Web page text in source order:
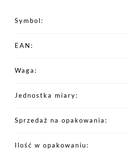
Symbol
EAN
Waga
Jednostka miary
Sprzedaż na opakowania
Ilość w opakowaniu